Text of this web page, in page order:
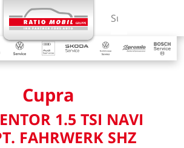
Suchbegriff
Cupra
1.5 TSI NAVI
FAHRWERK SHZ